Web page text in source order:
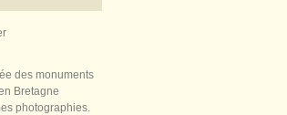
des monuments
Bretagne
photographies.